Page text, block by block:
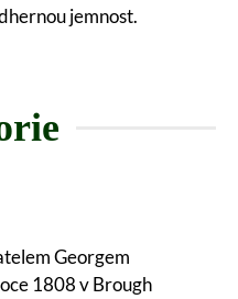
jemnost.
Georgem
1808 v Brough